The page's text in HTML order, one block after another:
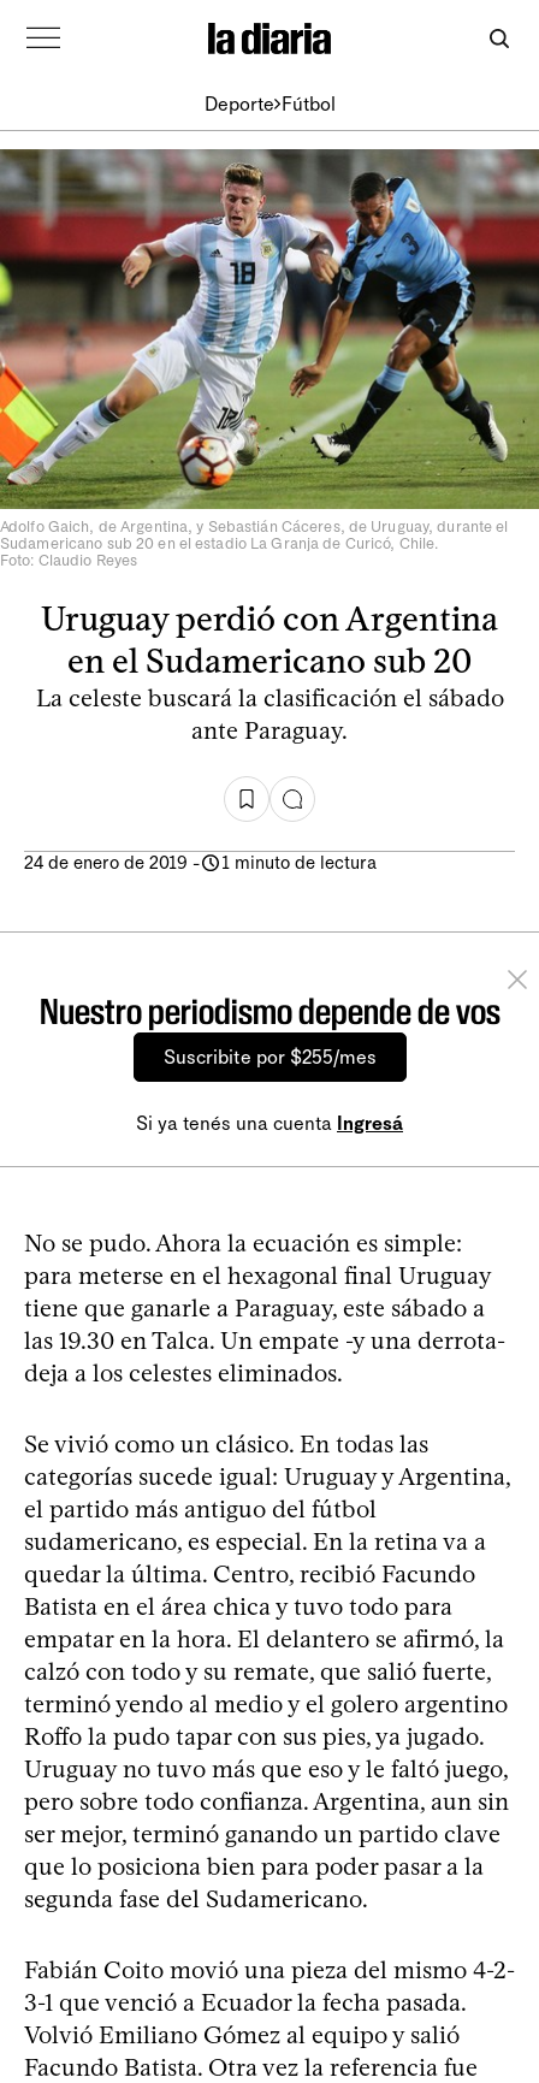
Deporte Fútbol
Adolfo Gaich, de Argentina, y Sebastián Cáceres, de Uruguay, durante el
Sudamericano sub 20 en el estadio La Granja de Curicó, Chile.
Foto: Claudio Reyes
Uruguay perdió con Argentina
en el Sudamericano sub 20
La celeste buscará la clasificación el sábado
ante Paraguay.
24 de enero de 2019 - 1 minuto de lectura
Nuestro periodismo depende de vos
Suscribite por $255/mes
Si ya tenés una cuenta Ingresá
No se pudo. Ahora la ecuación es simple:
para meterse en el hexagonal final Uruguay
tiene que ganarle a Paraguay, este sábado a
las 19.30 en Talca. Un empate -y una derrota-
deja a los celestes eliminados.
Se vivió como un clásico. En todas las
categorías sucede igual: Uruguay y Argentina,
el partido más antiguo del fútbol
sudamericano, es especial. En la retina va a
quedar la última. Centro, recibió Facundo
Batista en el área chica y tuvo todo para
empatar en la hora. El delantero se afirmó, la
calzó con todo y su remate, que salió fuerte,
terminó yendo al medio y el golero argentino
Roffo la pudo tapar con sus pies, ya jugado.
Uruguay no tuvo más que eso y le faltó juego,
pero sobre todo confianza. Argentina, aun sin
ser mejor, terminó ganando un partido clave
que lo posiciona bien para poder pasar a la
segunda fase del Sudamericano.
Fabián Coito movió una pieza del mismo 4-2-
3-1 que venció a Ecuador la fecha pasada.
Volvió Emiliano Gómez al equipo y salió
Facundo Batista. Otra vez la referencia fue